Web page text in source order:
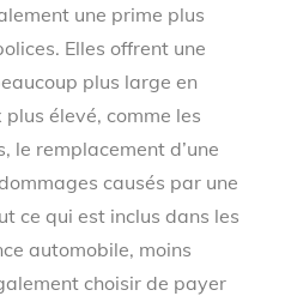
une prime plus
Elles offrent une
plus large en
élevé, comme les
le remplacement d’une
causés par une
ce qui est inclus dans les
automobile, moins
choisir de payer